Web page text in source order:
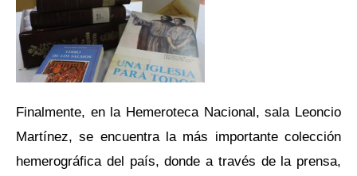
Finalmente, en la Hemeroteca Nacional, sala Leoncio
Martínez, se encuentra la más importante colección
hemerográfica del país, donde a través de la prensa,